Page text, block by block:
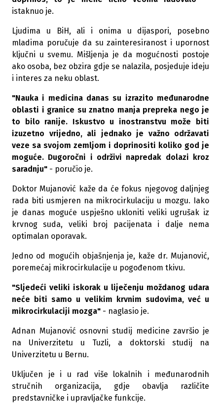
istaknuo je.
Ljudima u BiH, ali i onima u dijaspori, posebno
mladima poručuje da su zainteresiranost i upornost
ključni u svemu. Mišljenja je da mogućnosti postoje
ako osoba, bez obzira gdje se nalazila, posjeduje ideju
i interes za neku oblast.
"Nauka i medicina danas su izrazito međunarodne
oblasti i granice su znatno manja prepreka nego je
to bilo ranije. Iskustvo u inostranstvu može biti
izuzetno vrijedno, ali jednako je važno održavati
veze sa svojom zemljom i doprinositi koliko god je
moguće. Dugoročni i održivi napredak dolazi kroz
saradnju" - poručio je.
Doktor Mujanović kaže da će fokus njegovog daljnjeg
rada biti usmjeren na mikrocirkulaciju u mozgu. Iako
je danas moguće uspješno ukloniti veliki ugrušak iz
krvnog suda, veliki broj pacijenata i dalje nema
optimalan oporavak.
Jedno od mogućih objašnjenja je, kaže dr. Mujanović,
poremećaj mikrocirkulacije u pogođenom tkivu.
"Sljedeći veliki iskorak u liječenju moždanog udara
neće biti samo u velikim krvnim sudovima, već u
mikrocirkulaciji mozga" - naglasio je.
Adnan Mujanović osnovni studij medicine završio je
na Univerzitetu u Tuzli, a doktorski studij na
Univerzitetu u Bernu.
Uključen je i u rad više lokalnih i međunarodnih
stručnih organizacija, gdje obavlja različite
predstavničke i upravljačke funkcije.